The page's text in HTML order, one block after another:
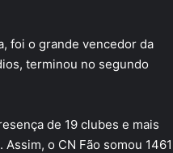
foi o grande vencedor da
terminou no segundo
de 19 clubes e mais
o CN Fão somou 1461